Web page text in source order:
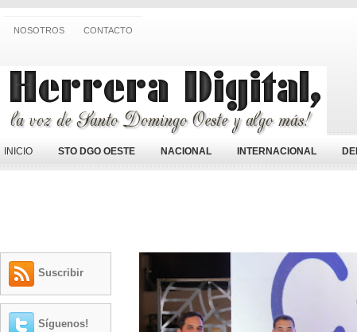
NOSOTROS CONTACTO
INICIO STO DGO OESTE NACIONAL INTERNACIONAL
Suscribir
Síguenos!